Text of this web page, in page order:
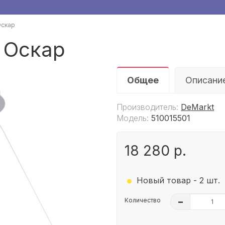
Общее
Производитель: DeMarkt
Модель: 510015501
18 280 р.
. Новый товар - 2 шт.
Количество –